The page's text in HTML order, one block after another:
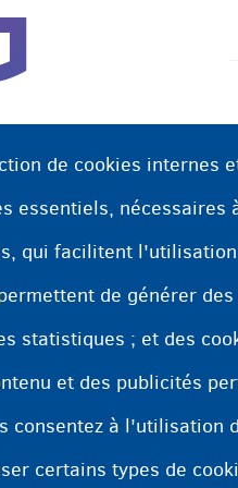
de cookies internes
essentiels,
qui facilitent
de générer
statistiques ; et des
et des publicités
consentez à l'utilisation
certains types de